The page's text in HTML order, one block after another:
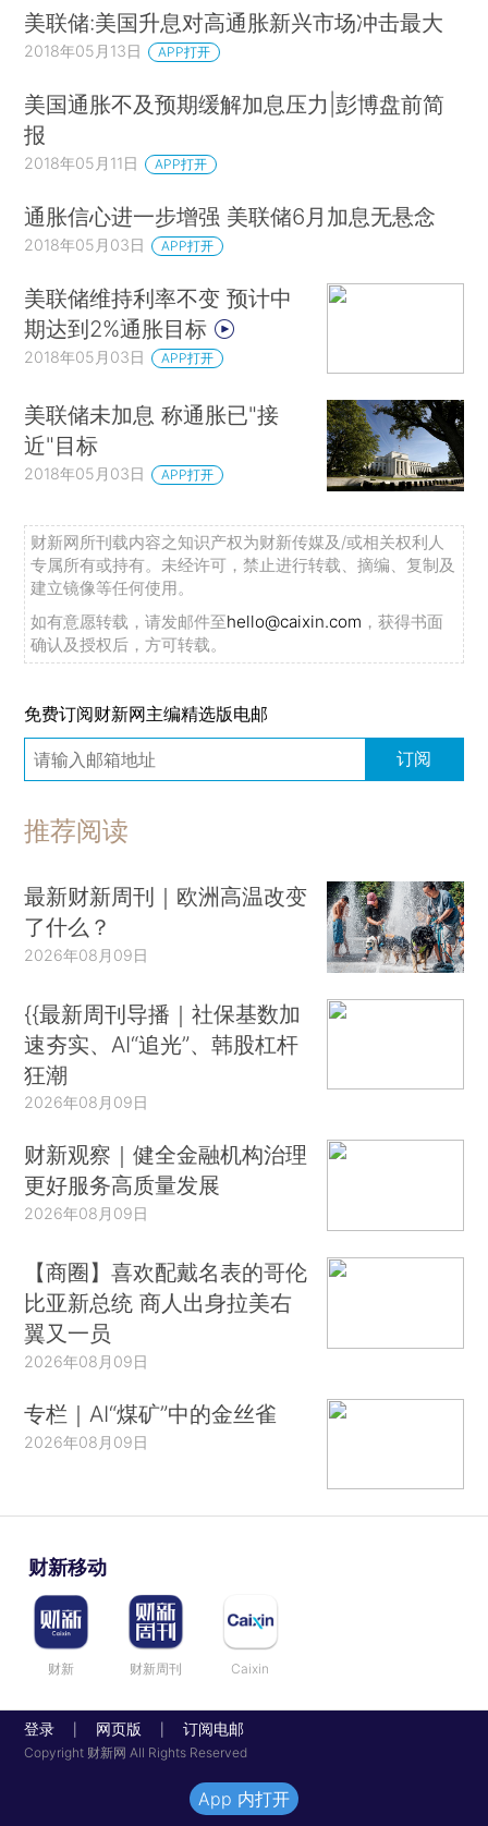
美联储:美国升息对高通胀新兴市场冲击最大
2018年05月13日 APP打开
美国通胀不及预期缓解加息压力|彭博盘前简
报
2018年05月11日 APP打开
通胀信心进一步增强 美联储6月加息无悬念
2018年05月03日 APP打开
美联储维持利率不变 预计中
期达到2%通胀目标
2018年05月03日 APP打开
美联储未加息 称通胀已"接
近"目标
2018年05月03日 APP打开
财新网所刊载内容之知识产权为财新传媒及/或相关权利人
专属所有或持有。未经许可，禁止进行转载、摘编、复制及
建立镜像等任何使用。
如有意愿转载，请发邮件至hello@caixin.com ，获得书面
确认及授权后，方可转载。
免费订阅财新网主编精选版电邮
订阅
推荐阅读
最新财新周刊｜欧洲高温改变
了什么？
2026年08月09日
{{最新周刊导播｜社保基数加
速夯实、AI“追光”、韩股杠杆
狂潮
2026年08月09日
财新观察｜健全金融机构治理
更好服务高质量发展
2026年08月09日
【商圈】喜欢配戴名表的哥伦
比亚新总统 商人出身拉美右
翼又一员
2026年08月09日
专栏｜AI“煤矿”中的金丝雀
2026年08月09日
财新移动
财新 财新周刊 Caixin
登录 网页版 订阅电邮
Copyright 财新网 All Rights Reserved
App 内打开